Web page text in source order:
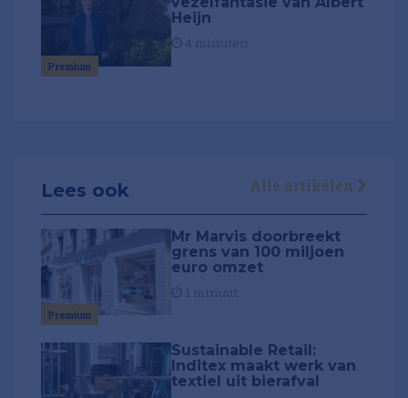
Premium
Heijn
Lees ook Alle artikelen
Premium
Mr Marvis doorbreekt
grens van 100 miljoen
euro omzet
Sustainable Retail:
Inditex maakt werk van
textiel uit bierafval